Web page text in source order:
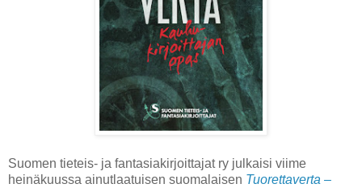
Suomen tieteis- ja fantasiakirjoittajat ry julkaisi viime
heinäkuussa ainutlaatuisen suomalaisen Tuorettaverta –